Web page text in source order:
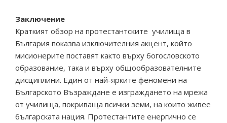
Заключение
Краткият обзор на протестантските училища в
България показва изключителния акцент, който
мисионерите поставят както върху богословското
образование, така и върху общообразователните
дисциплини. Един от най-ярките феномени на
Българското Възраждане е изграждането на мрежа
от училища, покриваща всички земи, на които живее
българската нация. Протестантите енергично се